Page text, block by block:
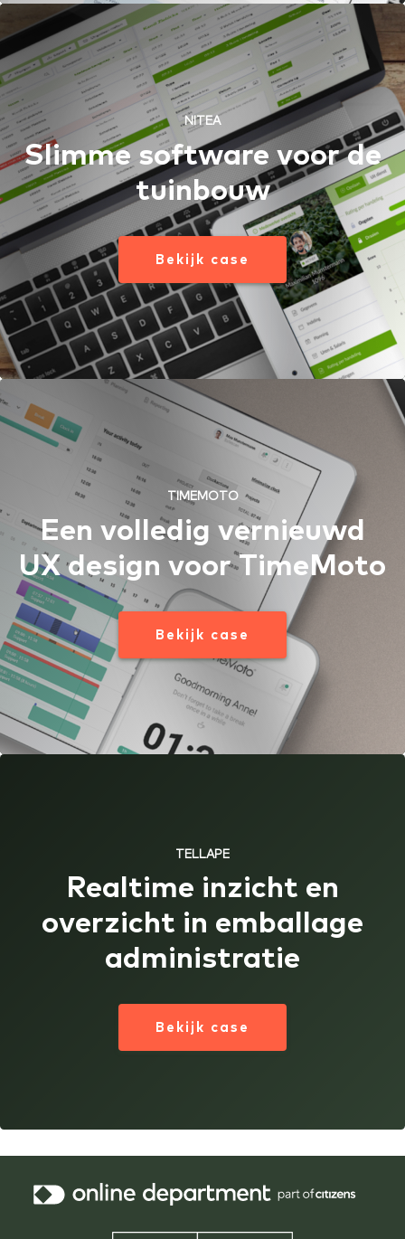
NITEA
Slimme software voor de
tuinbouw
Bekijk case
TIMEMOTO
Een volledig vernieuwd
UX design voor TimeMoto
Bekijk case
TELLAPE
Realtime inzicht en
overzicht in emballage
administratie
Bekijk case